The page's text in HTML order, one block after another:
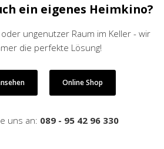
ein eigenes Heimkino?
ungenutzer Raum im Keller - wir
die perfekte Lösung!
Online Shop
uns an: 089 - 95 42 96 330